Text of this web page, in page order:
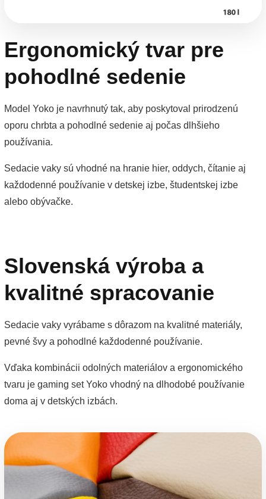
Ergonomický tvar pre
pohodlné sedenie
Model Yoko je navrhnutý tak, aby poskytoval prirodzenú
oporu chrbta a pohodlné sedenie aj počas dlhšieho
používania.
Sedacie vaky sú vhodné na hranie hier, oddych, čítanie aj
každodenné používanie v detskej izbe, študentskej izbe
alebo obývačke.
Slovenská výroba a
kvalitné spracovanie
Sedacie vaky vyrábame s dôrazom na kvalitné materiály,
pevné švy a pohodlné každodenné používanie.
Vďaka kombinácii odolných materiálov a ergonomického
tvaru je gaming set Yoko vhodný na dlhodobé používanie
doma aj v detských izbách.